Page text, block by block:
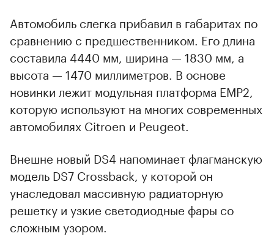
Автомобиль слегка прибавил в габаритах по
сравнению с предшественником. Его длина
составила 4440 мм, ширина — 1830 мм, а
высота — 1470 миллиметров. В основе
новинки лежит модульная платформа EMP2,
которую используют на многих современных
автомобилях Citroen и Peugeot.
Внешне новый DS4 напоминает флагманскую
модель DS7 Crossback, у которой он
унаследовал массивную радиаторную
решетку и узкие светодиодные фары со
сложным узором.